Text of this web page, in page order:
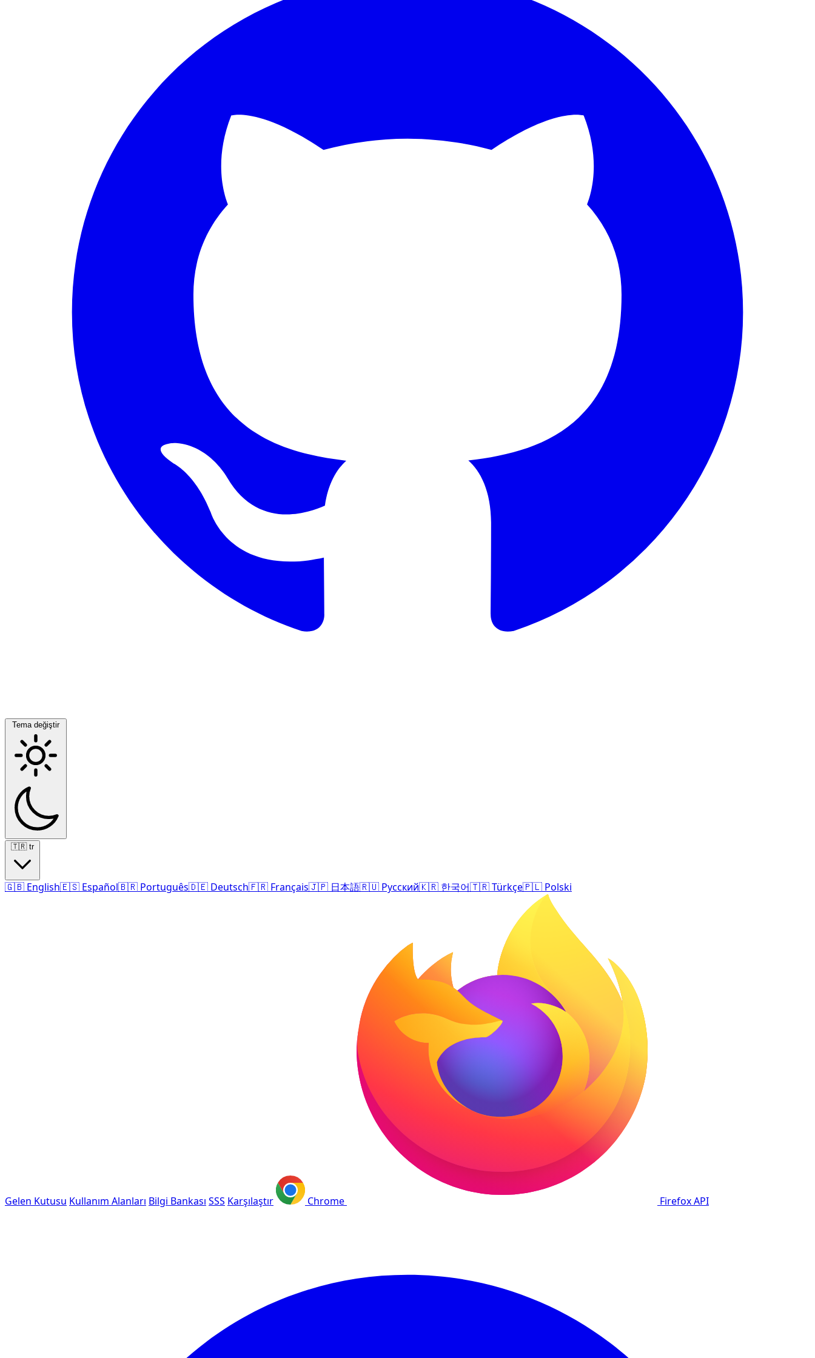
Tema değiştir
🇹🇷 tr
🇬🇧 English🇪🇸 Español🇧🇷 Português🇩🇪 Deutsch🇫🇷 Français🇯🇵 日本語🇷🇺 Русский🇰🇷 한국어🇹🇷Türkçe🇵🇱 Polski
Gelen Kutusu Kullanım Alanları Bilgi Bankası SSS Karşılaştır Chrome FirefoxAPI